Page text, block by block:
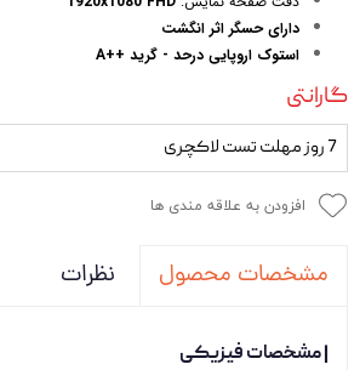
دارای حسگر اثر انگشت
استوک اروپایی درحد - گرید ++A
گارانتی
7 روز مهلت تست لاکچری
افزودن به علاقه مندی ها
مشخصات محصول نظرات
| مشخصات فیزیکی